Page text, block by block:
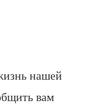
нашей
вам